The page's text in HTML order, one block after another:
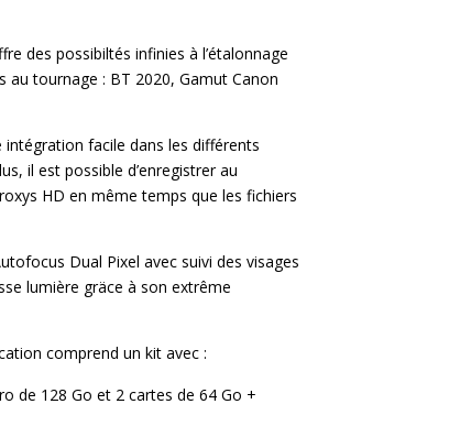
des possibiltés infinies à l’étalonnage
tournage : BT 2020, Gamut Canon
intégration facile dans les différents
il est possible d’enregistrer au
HD en même temps que les fichiers
Dual Pixel avec suivi des visages
lumière gräce à son extrême
comprend un kit avec :
de 128 Go et 2 cartes de 64 Go +